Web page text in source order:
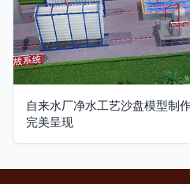
自来水厂净水工艺沙盘模型
完美呈现